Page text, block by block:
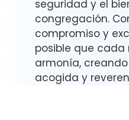
seguridad y el
congregación.
compromiso y
posible que cada
armonía,
acogida y